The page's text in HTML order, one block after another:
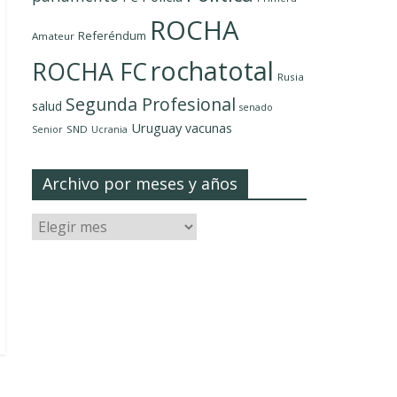
Amateur Referéndum ROCHA
ROCHA FCrochatotal Rusia
salud Segunda Profesional senado
Senior SND Ucrania Uruguay vacunas
Archivo por meses y años